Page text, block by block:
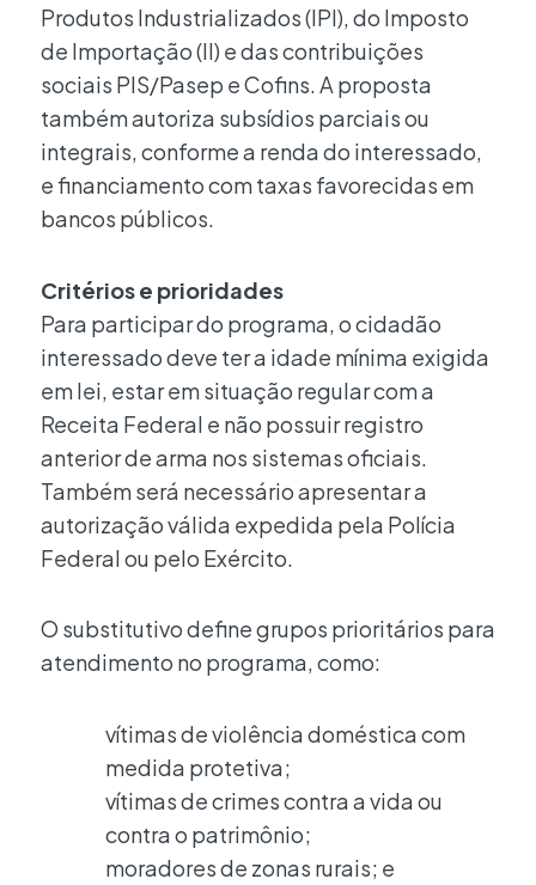
Produtos Industrializados (IPI), do Imposto
de Importação (II) e das contribuições
sociais PIS/Pasep e Cofins. A proposta
também autoriza subsídios parciais ou
integrais, conforme a renda do interessado,
e financiamento com taxas favorecidas em
bancos públicos.
Critérios e prioridades
Para participar do programa, o cidadão
interessado deve ter a idade mínima exigida
em lei, estar em situação regular com a
Receita Federal e não possuir registro
anterior de arma nos sistemas oficiais.
Também será necessário apresentar a
autorização válida expedida pela Polícia
Federal ou pelo Exército.
O substitutivo define grupos prioritários para
atendimento no programa, como:
vítimas de violência doméstica com
medida protetiva;
vítimas de crimes contra a vida ou
contra o patrimônio;
moradores de zonas rurais; e